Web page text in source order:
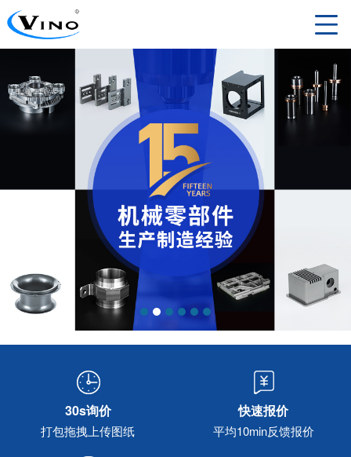
30s询价
打包拖拽上传图纸
快速报价
平均10min反馈报价